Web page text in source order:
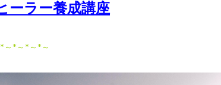
ーラー養成講座
～*～*～*～